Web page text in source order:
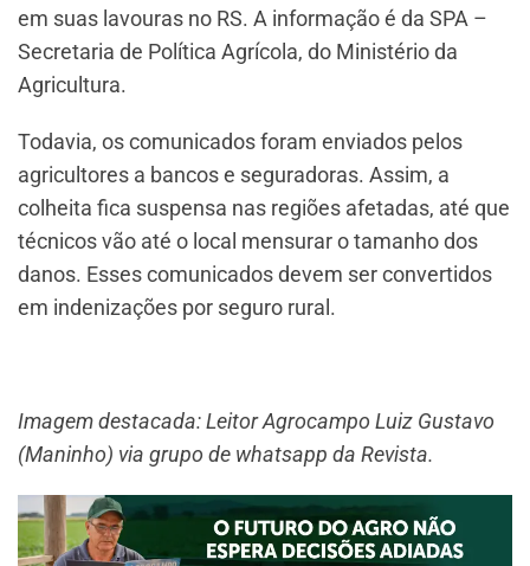
em suas lavouras no RS. A informação é da SPA –
Secretaria de Política Agrícola, do Ministério da
Agricultura.
Todavia, os comunicados foram enviados pelos
agricultores a bancos e seguradoras. Assim, a
colheita fica suspensa nas regiões afetadas, até que
técnicos vão até o local mensurar o tamanho dos
danos. Esses comunicados devem ser convertidos
em indenizações por seguro rural.
Imagem destacada: Leitor Agrocampo Luiz Gustavo
(Maninho) via grupo de whatsapp da Revista.